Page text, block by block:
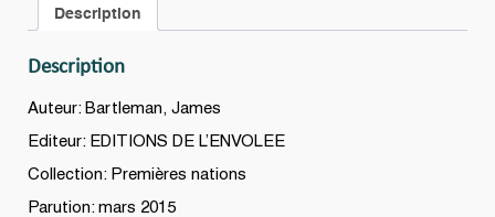
quantityDescription
Description
Auteur: Bartleman, James
Editeur: EDITIONS DE L’ENVOLEE
Collection: Premières nations
Parution: mars 2015